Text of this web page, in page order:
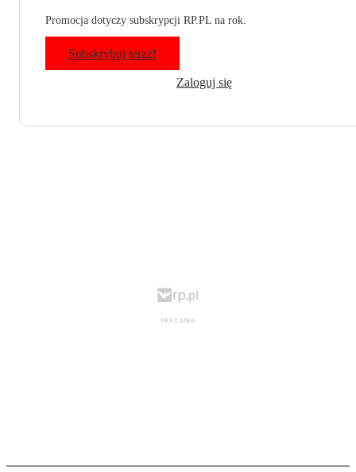
Promocja dotyczy subskrypcji RP.PL na rok.
Subskrybuj teraz!
Zaloguj się